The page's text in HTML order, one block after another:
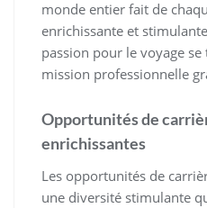
monde entier fait de
enrichissante et
passion pour le voyage
mission professionnelle
Opportunités de
enrichissantes
Les opportunités de
une diversité stimulante